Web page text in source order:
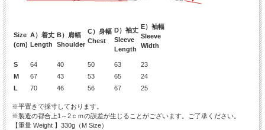
Size
(cm)
A）着丈
Length
B）肩幅
Shoulder
C）身幅
Chest
D）袖丈
Sleeve
Length
E）袖幅
Sleeve
Width
S 64 40 50 63
23
M
67 43 53 65
24
L
70 46 56 67 25
※平置きで採寸しております。
※製造の都合上1～2ｃｍの誤差が生じることがございます。ご了承ください。
【重量 Weight 】330g（M Size）